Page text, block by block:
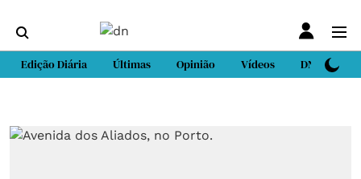
Edição Diária Últimas Opinião Vídeos DN Sport